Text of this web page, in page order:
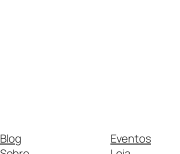
Blog
Eventos